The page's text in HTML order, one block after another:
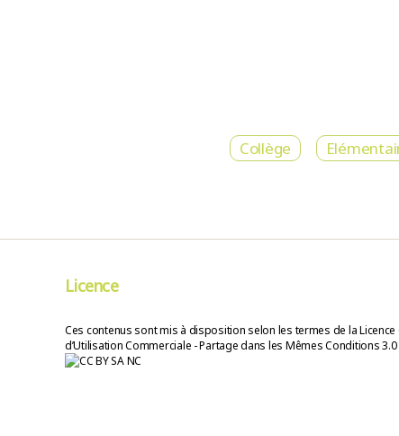
Collège
Licence
Ces contenus sont mis à disposition selon les termes de la
d’Utilisation Commerciale - Partage dans les Mêmes Conditions 3.0